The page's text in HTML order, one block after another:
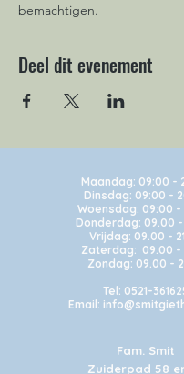
bemachtigen.
Deel dit evenement
Maandag: 09:00 -
Dinsdag: 09:00 -
Woensdag: 09:00 -
Donderdag: 09.00
Vrijdag: 09.00 -
Zaterdag: 09.00 -
Zondag: 09.00 -
Tel: 0521-
Email:
Fam. Smit
Zuiderpad 58